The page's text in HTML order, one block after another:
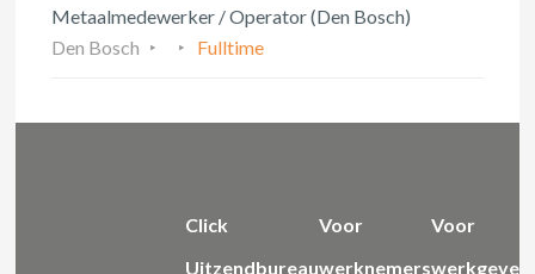
Metaalmedewerker / Operator (Den Bosch)
Den Bosch
Fulltime
Click
Uitzendbureau
Voor
werknemers
Voor